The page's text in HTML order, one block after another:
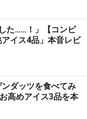
おうちティ
た……！」【コンビ
イス4品」本音レビ
ンダッツを食べてみ
高めアイス3品を本